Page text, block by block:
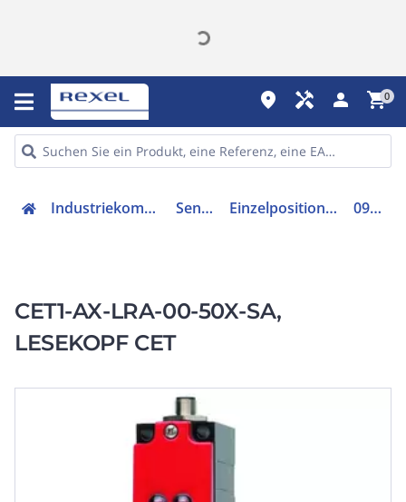
place handyman person shopping_cart0
Industriekomponenten Sensorik Einzelpositionsschalter 095735
CET1-AX-LRA-00-50X-SA,
LESEKOPF CET